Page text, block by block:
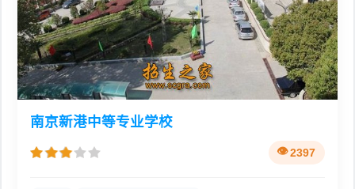
南京新港中等专业学校
2397